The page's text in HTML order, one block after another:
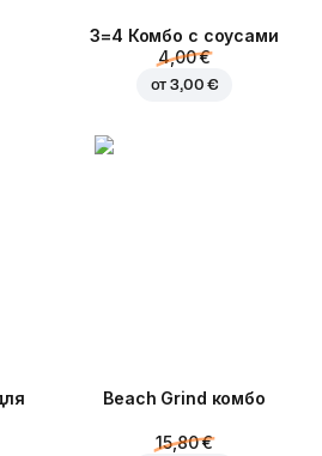
3=4 Комбо с соусами
4,00 €
от3,00 €
Beach Grind комбо
15,80 €